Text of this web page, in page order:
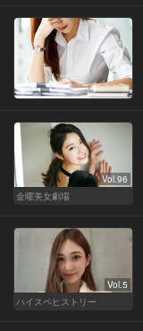
Vol.96
金曜美女劇場
Vol.5
ハイスペヒストリー